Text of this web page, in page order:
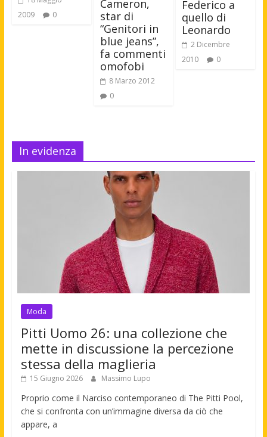
2009
0
Cameron,
star di
“Genitori in
blue jeans”,
fa commenti
omofobi
8 Marzo 2012
0
Federico a
quello di
Leonardo
2 Dicembre
2010
0
In evidenza
Moda
Pitti Uomo 26: una collezione che
mette in discussione la percezione
stessa della maglieria
15 Giugno 2026 Massimo Lupo
Proprio come il Narciso contemporaneo di The Pitti Pool,
che si confronta con un’immagine diversa da ciò che
appare, a